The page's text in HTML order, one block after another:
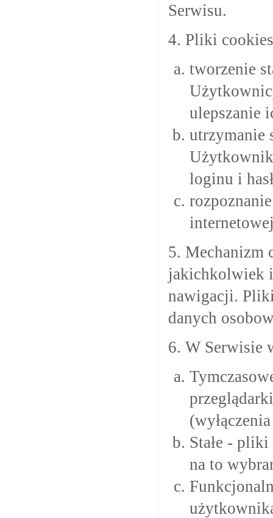
Serwisu.
4. Pliki
tworzenie
ulepszanie
utrzymanie
loginu i
5. Mechanizm
jakichkolwiek
nawigacji.
danych
6. W Serwisie
Stałe -
na to